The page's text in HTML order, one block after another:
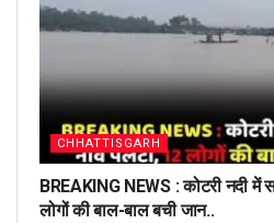
CHHATTISGARH
BREAKING NEWS : कोटरी नदी में
लोगों की बाल-बाल बची जान..